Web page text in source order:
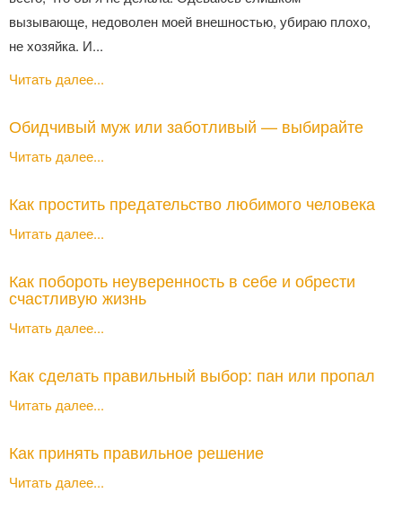
вызывающе, недоволен моей внешностью, убираю плохо,
не хозяйка. И...
Читать далее...
Обидчивый муж или заботливый — выбирайте
Читать далее...
Как простить предательство любимого человека
Читать далее...
Как побороть неуверенность в себе и обрести
счастливую жизнь
Читать далее...
Как сделать правильный выбор: пан или пропал
Читать далее...
Как принять правильное решение
Читать далее...